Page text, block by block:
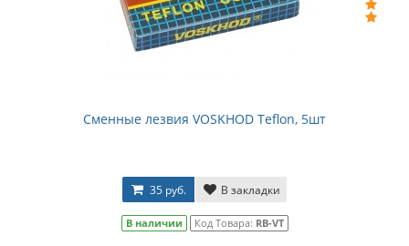
Сменные лезвия VOSKHOD Teflon, 5шт
35 руб. В закладки
В наличии Код Товара: RB-VT